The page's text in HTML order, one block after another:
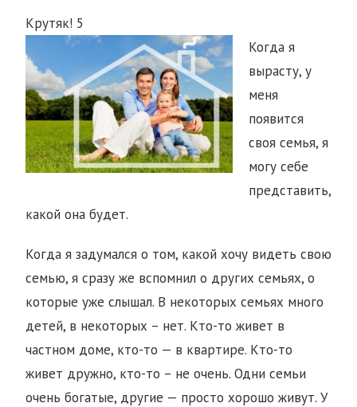
Крутяк! 5
Когда я
вырасту, у
меня
появится
своя семья, я
могу себе
представить,
какой она будет.
Когда я задумался о том, какой хочу видеть свою
семью, я сразу же вспомнил о других семьях, о
которые уже слышал. В некоторых семьях много
детей, в некоторых – нет. Кто-то живет в
частном доме, кто-то — в квартире. Кто-то
живет дружно, кто-то – не очень. Одни семьи
очень богатые, другие — просто хорошо живут. У